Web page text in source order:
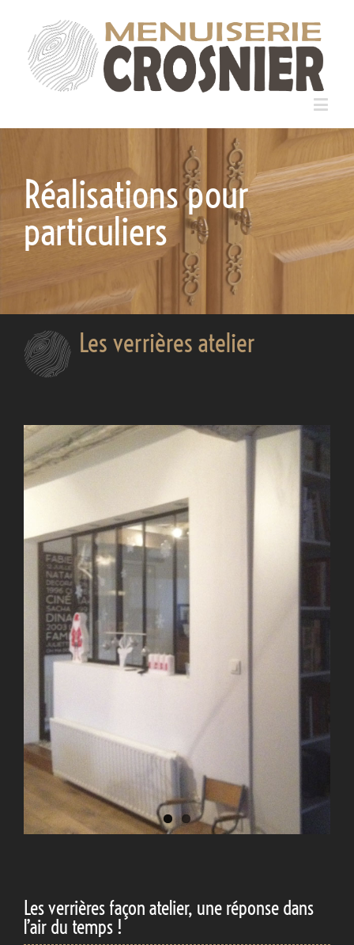
Réalisations pour
particuliers
Les verrières atelier
Les verrières façon atelier, une réponse dans
l’air du temps !